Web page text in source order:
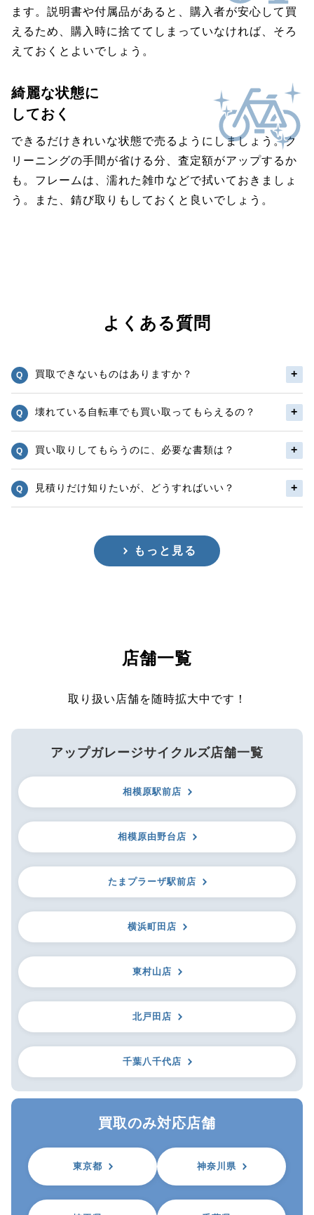
ます。説明書や付属品があると、購入者が安心して買
えるため、購入時に捨ててしまっていなければ、そろ
えておくとよいでしょう。
綺麗な状態に
しておく
できるだけきれいな状態で売るようにしましょう。ク
リーニングの手間が省ける分、査定額がアップするか
も。フレームは、濡れた雑巾などで拭いておきましょ
う。また、錆び取りもしておくと良いでしょう。
よくある質問
買取できないものはありますか？
壊れている自転車でも買い取ってもらえるの？
買い取りしてもらうのに、必要な書類は？
見積りだけ知りたいが、どうすればいい？
もっと見る
店舗一覧
取り扱い店舗を随時拡大中です！
アップガレージサイクルズ店舗一覧
相模原駅前店
相模原由野台店
たまプラーザ駅前店
横浜町田店
東村山店
北戸田店
千葉八千代店
買取のみ対応店舗
東京都 神奈川県